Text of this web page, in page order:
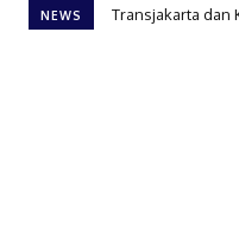
NEWS Transjakarta dan